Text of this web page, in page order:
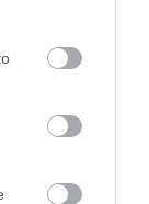
σε αυτή την
μεγάλο